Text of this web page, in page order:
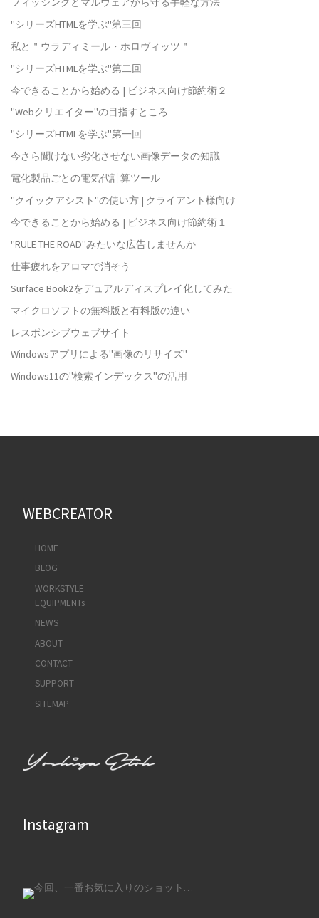
"シリーズHTMLを学ぶ"第三回
私と＂ウラディミール・ホロヴィッツ＂
"シリーズHTMLを学ぶ"第二回
今できることから始める | ビジネス向け節約術２
"Webクリエイター"の目指すところ
"シリーズHTMLを学ぶ"第一回
今さら聞けない劣化させない画像データの知識
電化製品ごとの電気代計算ツール
"クイックアシスト"の使い方 | クライアント様向け
今できることから始める | ビジネス向け節約術１
"RULE THE ROAD"みたいな広告しませんか
仕事疲れをアロマで消そう
Surface Book2をデュアルディスプレイ化してみた
マイクロソフトの無料版と有料版の違い
レスポンシブウェブサイト
Windowsアプリによる"画像のリサイズ"
Windows11の"検索インデックス"の活用
WEBCREATOR
HOME
BLOG
WORKSTYLE
EQUIPMENTs
NEWS
ABOUT
CONTACT
SUPPORT
SITEMAP
Instagram